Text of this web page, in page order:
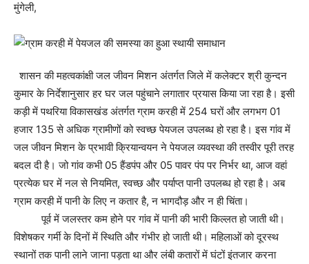
मुंगेली,
शासन की महत्वकांक्षी जल जीवन मिशन अंतर्गत जिले में कलेक्टर श्री कुन्दन
कुमार के निर्देशानुसार हर घर जल पहुंचाने लगातार प्रयास किया जा रहा है। इसी
कड़ी में पथरिया विकासखंड अंतर्गत ग्राम करही में 254 घरों और लगभग 01
हजार 135 से अधिक ग्रामीणों को स्वच्छ पेयजल उपलब्ध हो रहा है। इस गांव में
जल जीवन मिशन के प्रभावी क्रियान्वयन ने पेयजल व्यवस्था की तस्वीर पूरी तरह
बदल दी है। जो गांव कभी 05 हैंडपंप और 05 पावर पंप पर निर्भर था, आज वहां
प्रत्येक घर में नल से नियमित, स्वच्छ और पर्याप्त पानी उपलब्ध हो रहा है। अब
ग्राम करही में पानी के लिए न कतार है, न भागदौड़ और न ही चिंता।
पूर्व में जलस्तर कम होने पर गांव में पानी की भारी किल्लत हो जाती थी।
विशेषकर गर्मी के दिनों में स्थिति और गंभीर हो जाती थी। महिलाओं को दूरस्थ
स्थानों तक पानी लाने जाना पड़ता था और लंबी कतारों में घंटों इंतजार करना